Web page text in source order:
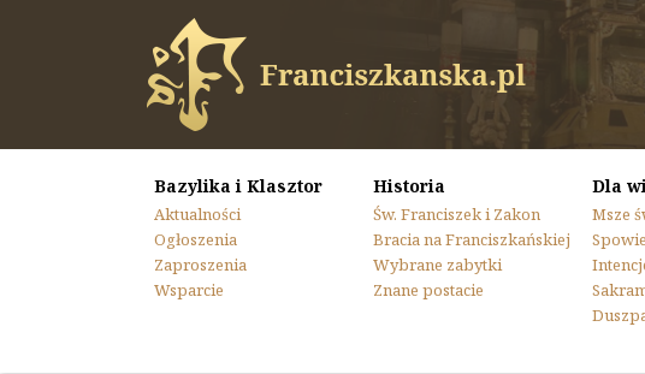
Bazylika i Klasztor
Aktualności
Ogłoszenia
Zaproszenia
Wsparcie
Historia
Św. Franciszek i Zakon
Bracia na Franciszkańskiej
Wybrane zabytki
Znane postacie
Dla
Msze